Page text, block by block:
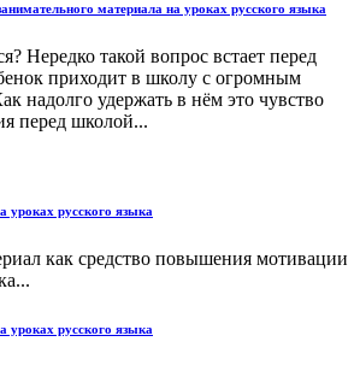
материала на уроках русского языка
Нередко такой вопрос встает перед
приходит в школу с огромным
надолго удержать в нём это чувство
перед школой...
уроках русского языка
как средство повышения мотивации
уроках русского языка